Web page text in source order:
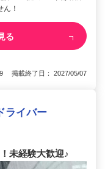
！
る
掲載終了日： 2027/05/07
ライバー
未経験大歓迎♪